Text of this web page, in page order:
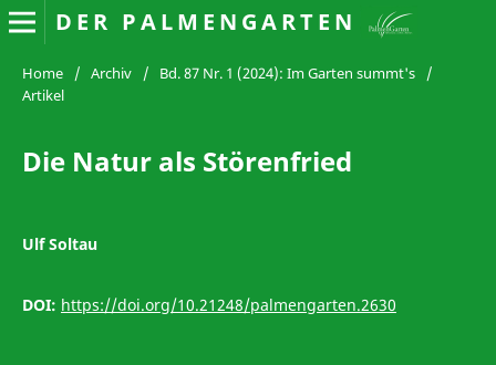
DER PALMENGARTEN
Home / Archiv / Bd. 87 Nr. 1 (2024): Im Garten summt's
/
Artikel
Die Natur als Störenfried
Ulf Soltau
DOI: https://doi.org/10.21248/palmengarten.2630